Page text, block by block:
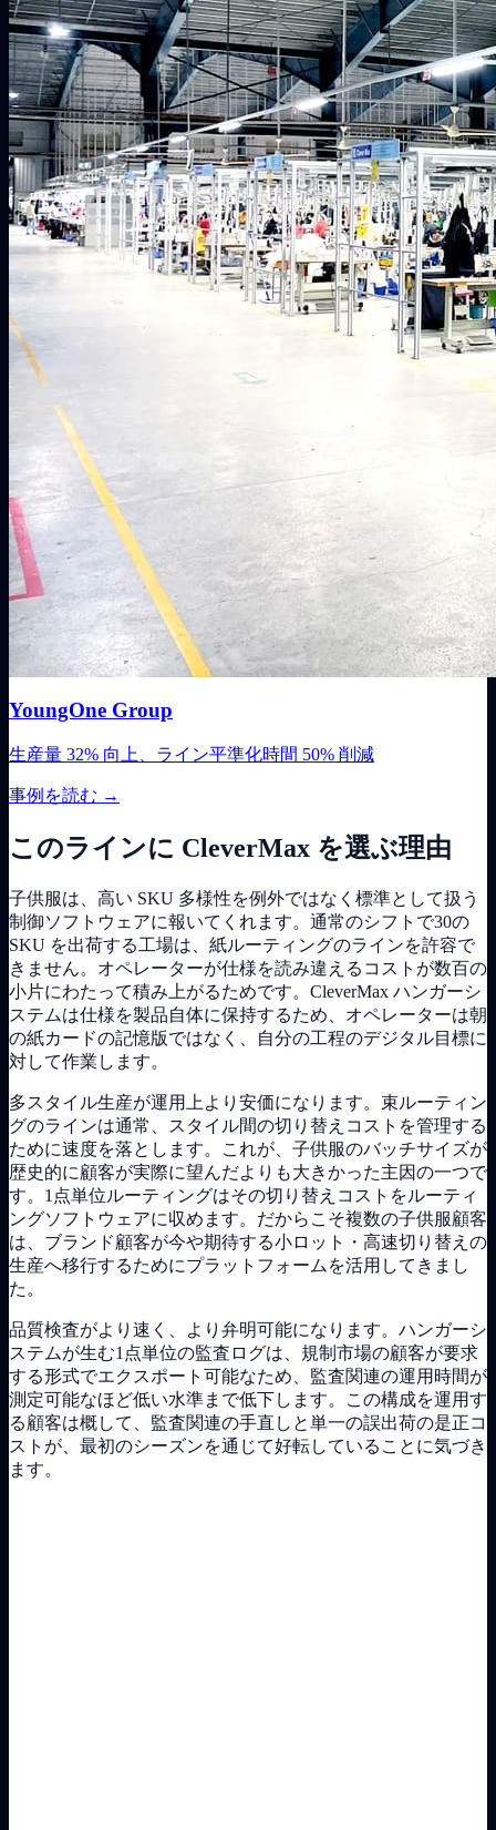
YoungOne Group
生産量 32% 向上、ライン平準化時間 50% 削減
事例を読む →
このラインに CleverMax を選ぶ理由
子供服は、高い SKU 多様性を例外ではなく標準として扱う
制御ソフトウェアに報いてくれます。通常のシフトで30の
SKU を出荷する工場は、紙ルーティングのラインを許容で
きません。オペレーターが仕様を読み違えるコストが数百の
小片にわたって積み上がるためです。CleverMax ハンガーシ
ステムは仕様を製品自体に保持するため、オペレーターは朝
の紙カードの記憶版ではなく、自分の工程のデジタル目標に
対して作業します。
多スタイル生産が運用上より安価になります。束ルーティン
グのラインは通常、スタイル間の切り替えコストを管理する
ために速度を落とします。これが、子供服のバッチサイズが
歴史的に顧客が実際に望んだよりも大きかった主因の一つで
す。1点単位ルーティングはその切り替えコストをルーティ
ングソフトウェアに収めます。だからこそ複数の子供服顧客
は、ブランド顧客が今や期待する小ロット・高速切り替えの
生産へ移行するためにプラットフォームを活用してきまし
た。
品質検査がより速く、より弁明可能になります。ハンガーシ
ステムが生む1点単位の監査ログは、規制市場の顧客が要求
する形式でエクスポート可能なため、監査関連の運用時間が
測定可能なほど低い水準まで低下します。この構成を運用す
る顧客は概して、監査関連の手直しと単一の誤出荷の是正コ
ストが、最初のシーズンを通じて好転していることに気づき
ます。